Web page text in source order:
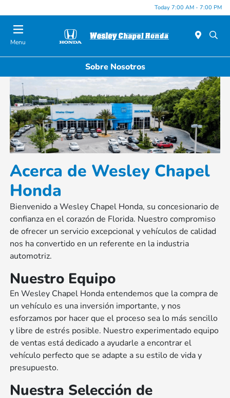
Today 7:00 AM - 7:00 PM
Menu
Sobre Nosotros
Acerca de Wesley Chapel
Honda
Bienvenido a Wesley Chapel Honda, su concesionario de
confianza en el corazón de Florida. Nuestro compromiso
de ofrecer un servicio excepcional y vehículos de calidad
nos ha convertido en un referente en la industria
automotriz.
Nuestro Equipo
En Wesley Chapel Honda entendemos que la compra de
un vehículo es una inversión importante, y nos
esforzamos por hacer que el proceso sea lo más sencillo
y libre de estrés posible. Nuestro experimentado equipo
de ventas está dedicado a ayudarle a encontrar el
vehículo perfecto que se adapte a su estilo de vida y
presupuesto.
Nuestra Selección de